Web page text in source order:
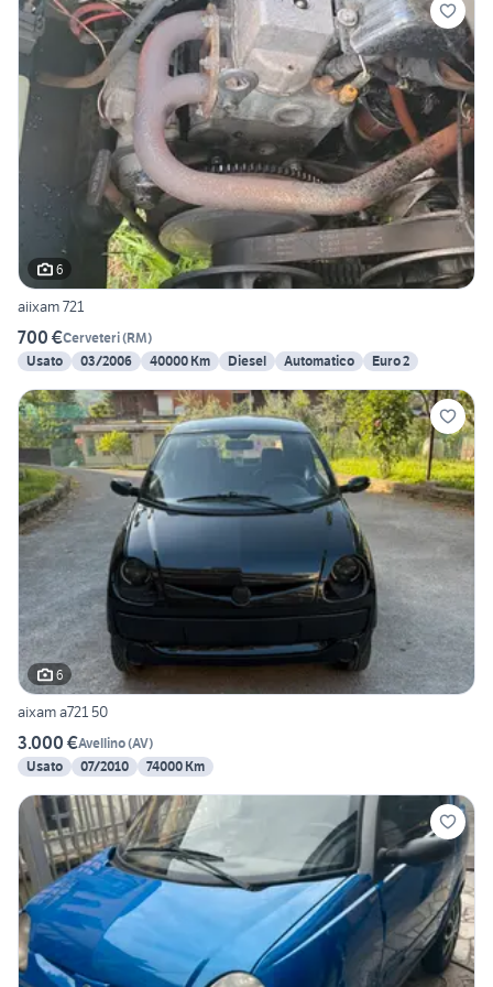
6
aiixam 721
700 €Cerveteri(RM)
Usato
03/2006 40000 Km Diesel Automatico Euro 2
6
aixam a721 50
3.000 €Avellino(AV)
Usato
07/2010 74000 Km